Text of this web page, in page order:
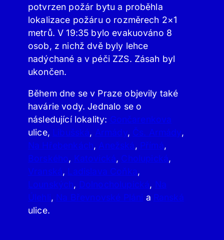
potvrzen požár bytu a proběhla
lokalizace požáru o rozměrech 2×1
metrů. V 19:35 bylo evakuováno 8
osob, z nichž dvě byly lehce
nadýchané a v péči ZZS. Zásah byl
ukončen.
Během dne se v Praze objevily také
havárie vody. Jednalo se o
následující lokality: Gončarenkova
ulice, Libušská, Armády, Čs. Armády,
Na Hřebenkách, Anežská, Přímá,
Borského, Katovická, Cholupická,
Vranská, Ladislava Coňka,
Lounských, Dolnocholupická, Na
Úlehli, Na Břevnovské Pláni a Ranská
ulice.